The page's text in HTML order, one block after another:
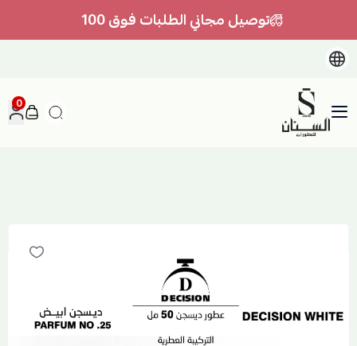
توصيل مجاني الطلبات فوق 100
السنان للعطور والعسل الطبيعي
0